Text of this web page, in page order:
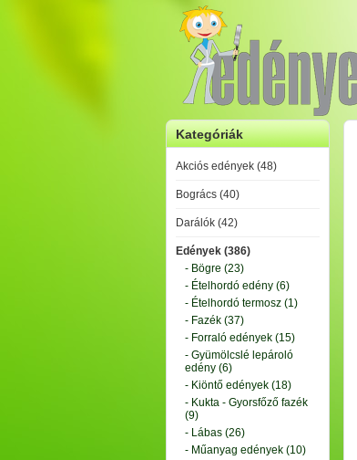
Kategóriák
Akciós edények (48)
Bogrács (40)
Darálók (42)
Edények (386)
- Bögre (23)
- Ételhordó edény (6)
- Ételhordó termosz (1)
- Fazék (37)
- Forraló edények (15)
- Gyümölcslé lepároló
edény (6)
- Kiöntő edények (18)
- Kukta - Gyorsfőző fazék
(9)
- Lábas (26)
- Műanyag edények (10)